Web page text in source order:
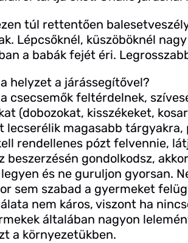
túl rettentően
Lépcsőknél, küszöböknél
a babák fejét éri.
helyzet a járássegítővel?
csecsemők feltérdelnek,
(dobozokat, kisszékeket,
lecserélik magasabb tárgyakra,
rendellenes pózt felvennie,
beszerzésén gondolkodsz,
és ne guruljon gyorsan.
sem szabad a gyermeket
nem káros, viszont ha
általában nagyon
a környezetükben.